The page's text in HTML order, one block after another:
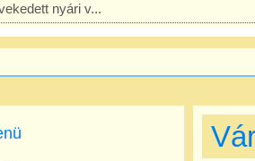
nyári v...